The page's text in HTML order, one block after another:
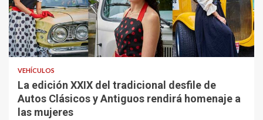
VEHÍCULOS
La edición XXIX del tradicional desfile de
Autos Clásicos y Antiguos rendirá homenaje a
las mujeres